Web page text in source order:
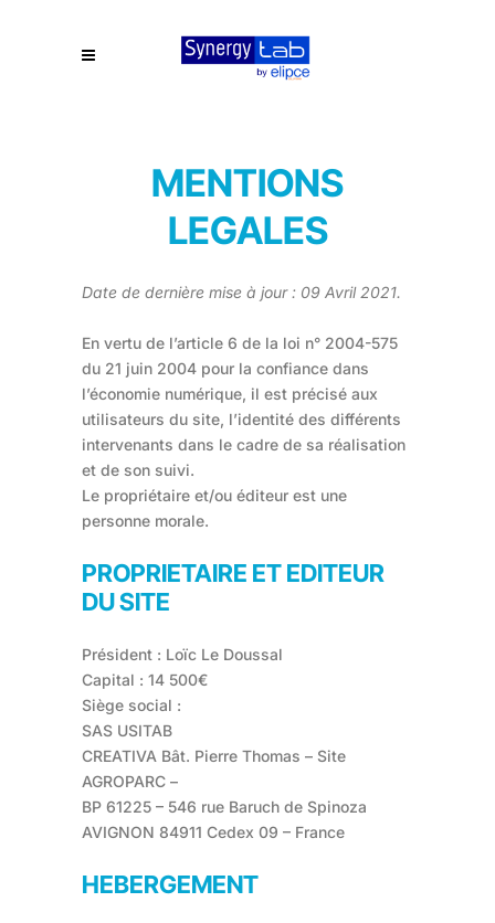
MENTIONS
LEGALES
Date de dernière mise à jour : 09 Avril 2021.
En vertu de l’article 6 de la loi n° 2004-575
du 21 juin 2004 pour la confiance dans
l’économie numérique, il est précisé aux
utilisateurs du site, l’identité des différents
intervenants dans le cadre de sa réalisation
et de son suivi.
Le propriétaire et/ou éditeur est une
personne morale.
PROPRIETAIRE ET EDITEUR
DU SITE
Président : Loïc Le Doussal
Capital : 14 500€
Siège social :
SAS USITAB
CREATIVA Bât. Pierre Thomas – Site
AGROPARC –
BP 61225 – 546 rue Baruch de Spinoza
AVIGNON 84911 Cedex 09 – France
HEBERGEMENT